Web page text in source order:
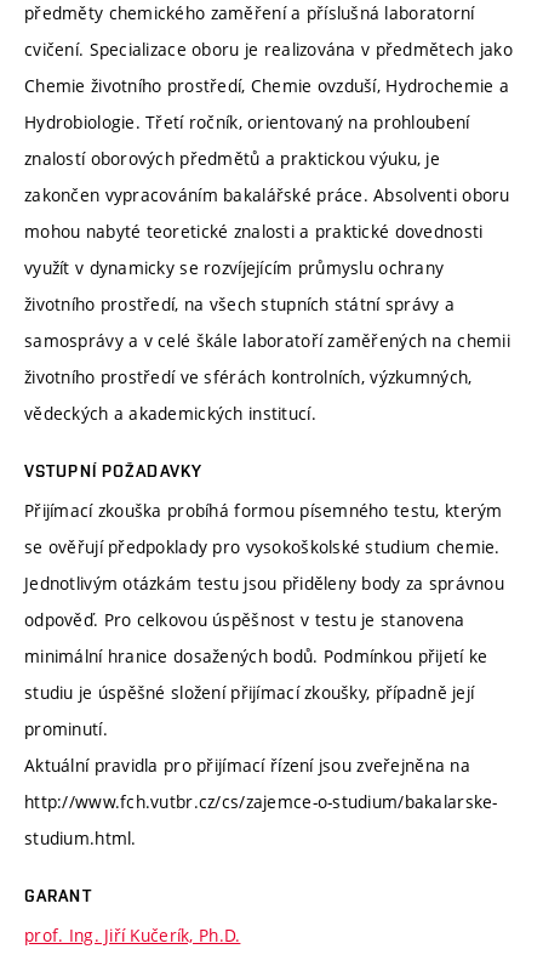
předměty chemického zaměření a příslušná laboratorní
cvičení. Specializace oboru je realizována v předmětech jako
Chemie životního prostředí, Chemie ovzduší, Hydrochemie a
Hydrobiologie. Třetí ročník, orientovaný na prohloubení
znalostí oborových předmětů a praktickou výuku, je
zakončen vypracováním bakalářské práce. Absolventi oboru
mohou nabyté teoretické znalosti a praktické dovednosti
využít v dynamicky se rozvíjejícím průmyslu ochrany
životního prostředí, na všech stupních státní správy a
samosprávy a v celé škále laboratoří zaměřených na chemii
životního prostředí ve sférách kontrolních, výzkumných,
vědeckých a akademických institucí.
VSTUPNÍ POŽADAVKY
Přijímací zkouška probíhá formou písemného testu, kterým
se ověřují předpoklady pro vysokoškolské studium chemie.
Jednotlivým otázkám testu jsou přiděleny body za správnou
odpověď. Pro celkovou úspěšnost v testu je stanovena
minimální hranice dosažených bodů. Podmínkou přijetí ke
studiu je úspěšné složení přijímací zkoušky, případně její
prominutí.
Aktuální pravidla pro přijímací řízení jsou zveřejněna na
http://www.fch.vutbr.cz/cs/zajemce-o-studium/bakalarske-
studium.html.
GARANT
prof. Ing. Jiří Kučerík, Ph.D.